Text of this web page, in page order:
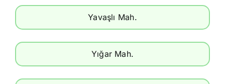
Yavaşlı Mah.
Yığar Mah.